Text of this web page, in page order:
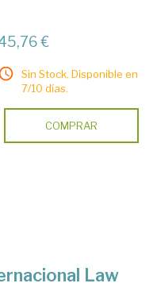
€
Sin Stock. Disponible en
7/10 días.
COMPRAR
Law